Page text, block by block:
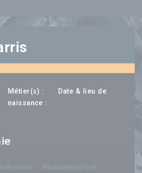
Métier(s) :
Date & lieu de
naissance :
Réalisateur(rice)